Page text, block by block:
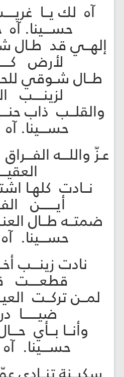
آه لك يــا
حســـينا. آه
إلهــي قد
لأرض
طــال شـوقي
لزينــــب
والقلــب
حســـينا.
عـزّ واللـــه
نــادت
أيــــــن
ضمتــه طــال
حســـينا.
نادت
قطعــــت
لمــن تركــت
ضيــــــا
وأنــا
حســـينا. آه